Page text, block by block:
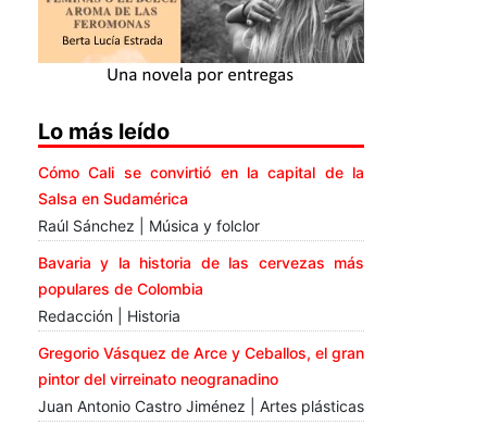
Lo más leído
Cómo Cali se convirtió en la capital de la
Salsa en Sudamérica
Raúl Sánchez | Música y folclor
Bavaria y la historia de las cervezas más
populares de Colombia
Redacción | Historia
Gregorio Vásquez de Arce y Ceballos, el gran
pintor del virreinato neogranadino
Juan Antonio Castro Jiménez | Artes plásticas